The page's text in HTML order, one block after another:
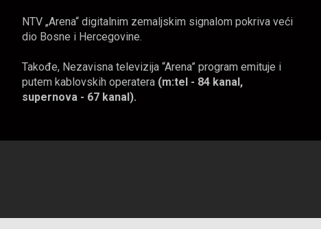
NTV „Arena“ digitalnim zemaljskim signalom pokriva veći
dio Bosne i Hercegovine.
Takođe, Nezavisna televizija “Arena” program emituje i
putem kablovskih operatera (m:tel - 84 kanal,
supernova - 67 kanal).